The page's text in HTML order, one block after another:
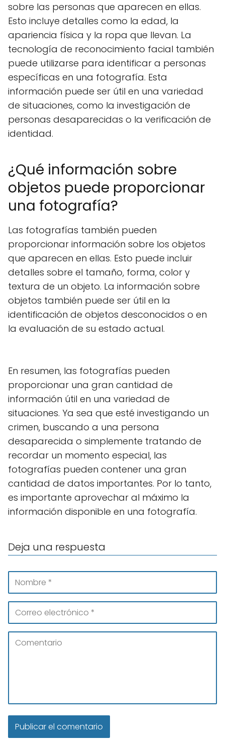
sobre las personas que aparecen en ellas.
Esto incluye detalles como la edad, la
apariencia física y la ropa que llevan. La
tecnología de reconocimiento facial también
puede utilizarse para identificar a personas
específicas en una fotografía. Esta
información puede ser útil en una variedad
de situaciones, como la investigación de
personas desaparecidas o la verificación de
identidad.
¿Qué información sobre
objetos puede proporcionar
una fotografía?
Las fotografías también pueden
proporcionar información sobre los objetos
que aparecen en ellas. Esto puede incluir
detalles sobre el tamaño, forma, color y
textura de un objeto. La información sobre
objetos también puede ser útil en la
identificación de objetos desconocidos o en
la evaluación de su estado actual.
En resumen, las fotografías pueden
proporcionar una gran cantidad de
información útil en una variedad de
situaciones. Ya sea que esté investigando un
crimen, buscando a una persona
desaparecida o simplemente tratando de
recordar un momento especial, las
fotografías pueden contener una gran
cantidad de datos importantes. Por lo tanto,
es importante aprovechar al máximo la
información disponible en una fotografía.
Deja una respuesta